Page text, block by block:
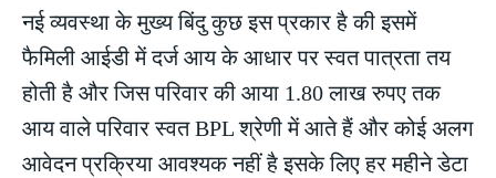
नई व्यवस्था के मुख्य बिंदु कुछ इस प्रकार है की इसमें
फैमिली आईडी में दर्ज आय के आधार पर स्वत पात्रता तय
होती है और जिस परिवार की आया 1.80 लाख रुपए तक
आय वाले परिवार स्वत BPL श्रेणी में आते हैं और कोई अलग
आवेदन प्रक्रिया आवश्यक नहीं है इसके लिए हर महीने डेटा